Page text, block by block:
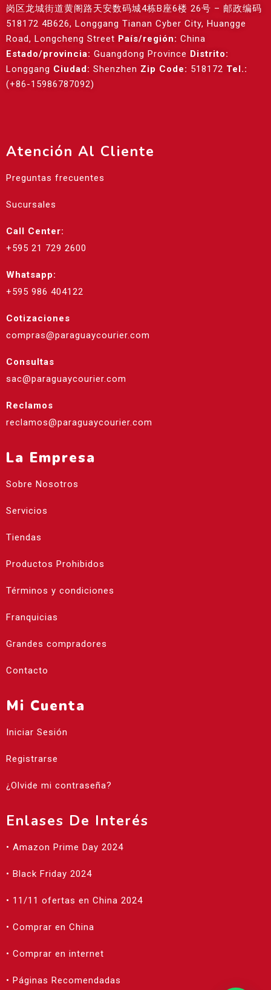
岗区龙城街道黄阁路天安数码城4栋B座6楼 26号 – 邮政编码
518172 4B626, Longgang Tianan Cyber City, Huangge
Road, Longcheng Street País/región: China
Estado/provincia: Guangdong Province Distrito:
Longgang Ciudad: Shenzhen Zip Code: 518172 Tel.:
(+86-15986787092)
Atención Al Cliente
Preguntas frecuentes
Sucursales
Call Center:
+595 21 729 2600
Whatsapp:
+595 986 404122
Cotizaciones
compras@paraguaycourier.com
Consultas
sac@paraguaycourier.com
Reclamos
reclamos@paraguaycourier.com
La Empresa
Sobre Nosotros
Servicios
Tiendas
Productos Prohibidos
Términos y condiciones
Franquicias
Grandes compradores
Contacto
Mi Cuenta
Iniciar Sesión
Registrarse
¿Olvide mi contraseña?
Enlases De Interés
• Amazon Prime Day 2024
• Black Friday 2024
• 11/11 ofertas en China 2024
• Comprar en China
• Comprar en internet
• Páginas Recomendadas